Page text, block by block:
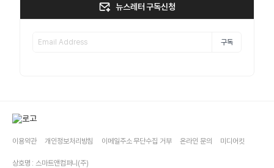
뉴스레터 구독신청
구독
이용약관 개인정보처리방침 이메일주소 무단수집 거부 온라인 문의 미디어킷
상호명 : 스마트앤컴퍼니(주)